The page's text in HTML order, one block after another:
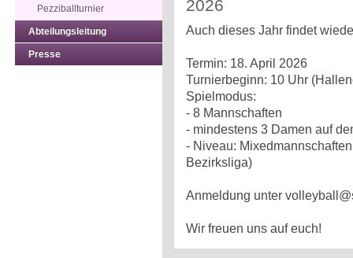
Pezziballturnier
Abteilungsleitung
Presse
2026
Auch dieses Jahr findet
Termin: 18. April 2026
Turnierbeginn: 10 Uhr
Spielmodus:
- 8 Mannschaften
- mindestens 3 Damen auf
- Niveau:
Bezirksliga)
Anmeldung unter
Wir freuen uns auf euch!